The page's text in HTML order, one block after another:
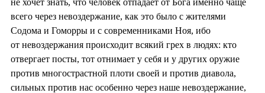
всего через невоздержание, как это было с жителями
Содома и Гоморры и с современниками Ноя, ибо
от невоздержания происходит всякий грех в людях: кто
отвергает посты, тот отнимает у себя и у других оружие
против многострастной плоти своей и против диавола,
сильных против нас особенно через наше невоздержание,